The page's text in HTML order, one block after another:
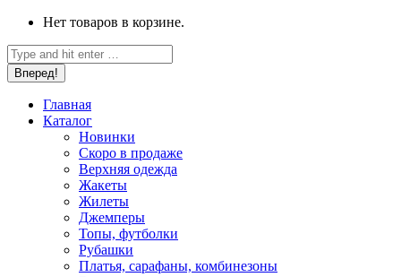
Нет товаров в корзине.
Главная
Каталог
Новинки
Скоро в продаже
Верхняя одежда
Жакеты
Жилеты
Джемперы
Топы, футболки
Рубашки
Платья, сарафаны, комбинезоны